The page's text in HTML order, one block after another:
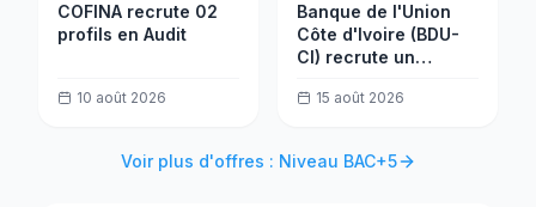
COFINA recrute 02
profils en Audit
10 août 2026
Banque de l'Union
Côte d'Ivoire (BDU-
CI) recrute un
Permanent H/F
15 août 2026
Voir plus d'offres : Niveau BAC+5